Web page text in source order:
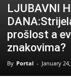
LJUBAVNI
prošlost a
znakovima?
By Portal - January